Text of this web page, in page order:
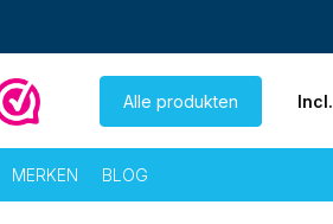
Alle produkten Incl.
MERKEN BLOG